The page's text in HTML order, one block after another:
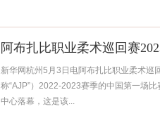
阿布扎比职业柔术巡回赛
新华网杭州5月3日电阿布扎比职业柔术
称“AJP”）2022-2023赛季的中国第一场
中心落幕，这是该...